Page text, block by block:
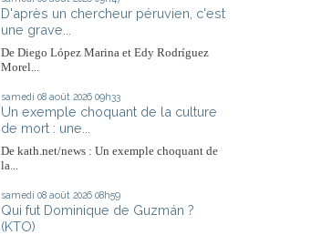
D'après un chercheur péruvien, c'est
une grave...
De Diego López Marina et Edy Rodríguez
Morel...
samedi 08 août 2026 09h33
Un exemple choquant de la culture
de mort : une...
De kath.net/news : Un exemple choquant de
la...
samedi 08 août 2026 08h59
Qui fut Dominique de Guzmán ?
(KTO)